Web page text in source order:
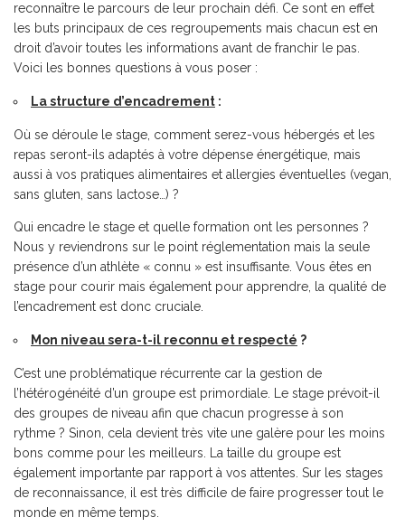
reconnaître le parcours de leur prochain défi. Ce sont en effet
les buts principaux de ces regroupements mais chacun est en
droit d’avoir toutes les informations avant de franchir le pas.
Voici les bonnes questions à vous poser :
La structure d’encadrement :
Où se déroule le stage, comment serez-vous hébergés et les
repas seront-ils adaptés à votre dépense énergétique, mais
aussi à vos pratiques alimentaires et allergies éventuelles (vegan,
sans gluten, sans lactose…) ?
Qui encadre le stage et quelle formation ont les personnes ?
Nous y reviendrons sur le point réglementation mais la seule
présence d’un athlète « connu » est insuffisante. Vous êtes en
stage pour courir mais également pour apprendre, la qualité de
l’encadrement est donc cruciale.
Mon niveau sera-t-il reconnu et respecté ?
C’est une problématique récurrente car la gestion de
l’hétérogénéité d’un groupe est primordiale. Le stage prévoit-il
des groupes de niveau afin que chacun progresse à son
rythme ? Sinon, cela devient très vite une galère pour les moins
bons comme pour les meilleurs. La taille du groupe est
également importante par rapport à vos attentes. Sur les stages
de reconnaissance, il est très difficile de faire progresser tout le
monde en même temps.